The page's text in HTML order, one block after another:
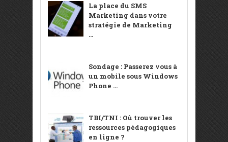
La place du SMS
Marketing dans votre
stratégie de Marketing
...
Sondage : Passerez vous à
un mobile sous Windows
Phone ...
TBI/TNI : Où trouver les
ressources pédagogiques
en ligne ?